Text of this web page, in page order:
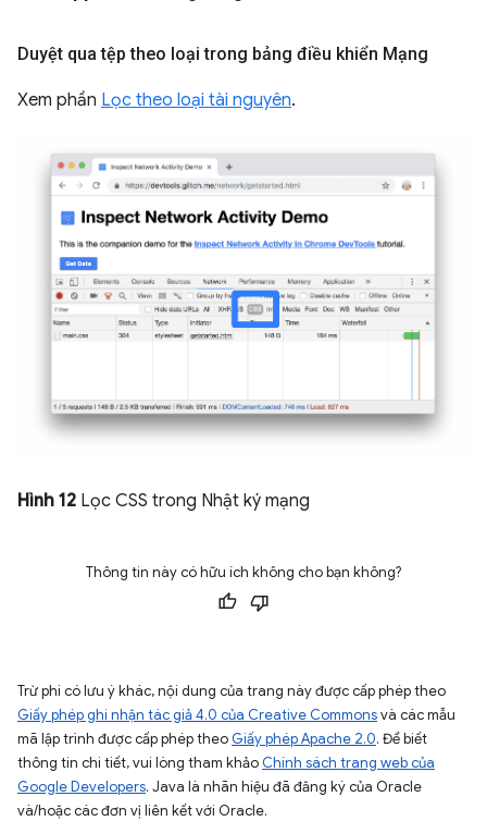
Duyệt qua tệp theo loại trong bảng điều khiển Mạng
Xem phần Lọc theo loại tài nguyên.
Hình 12 Lọc CSS trong Nhật ký mạng
Thông tin này có hữu ích không cho bạn không?
Trừ phi có lưu ý khác, nội dung của trang này được cấp phép theo
Giấy phép ghi nhận tác giả 4.0 của Creative Commonsvà các mẫu
mã lập trình được cấp phép theo Giấy phép Apache 2.0. Để biết
thông tin chi tiết, vui lòng tham khảo Chính sách trang web của
Google Developers. Java là nhãn hiệu đã đăng ký của Oracle
và/hoặc các đơn vị liên kết với Oracle.